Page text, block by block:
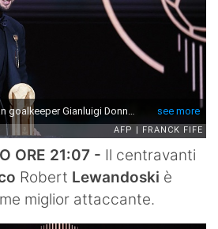
ORE 21:07 - Il centravanti
Robert Lewandoski è
miglior attaccante.